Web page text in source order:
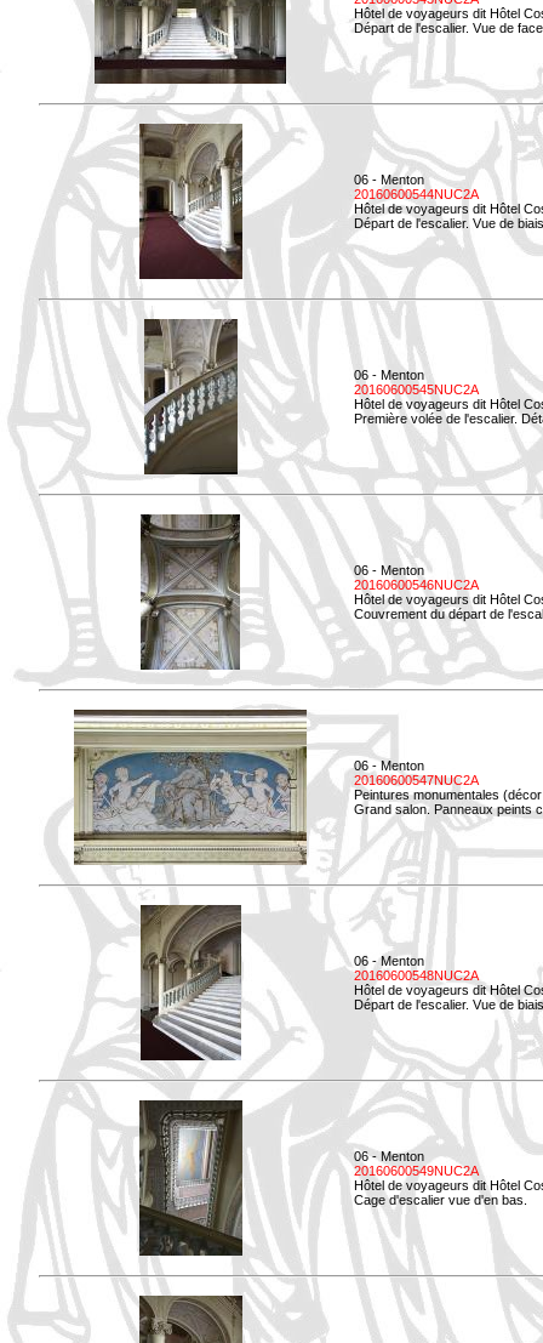
Hôtel de voyageurs dit Hôtel
Départ de l'escalier. Vue de
06 - Menton
20160600544NUC2A
Hôtel de voyageurs dit Hôtel
Départ de l'escalier. Vue de
06 - Menton
20160600545NUC2A
Hôtel de voyageurs dit Hôtel
Première volée de l'escalier.
06 - Menton
20160600546NUC2A
Hôtel de voyageurs dit Hôtel
Couvrement du départ de
06 - Menton
20160600547NUC2A
Peintures monumentales
Grand salon. Panneaux peints
06 - Menton
20160600548NUC2A
Hôtel de voyageurs dit Hôtel
Départ de l'escalier. Vue de
06 - Menton
20160600549NUC2A
Hôtel de voyageurs dit Hôtel
Cage d'escalier vue d'en bas.